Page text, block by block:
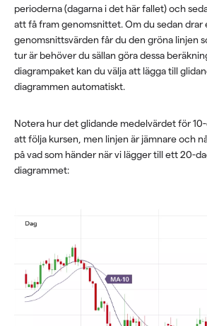
perioderna (dagarna i det här fallet) och
att få fram genomsnittet. Om du sedan drar
genomsnittsvärden får du den gröna linjen
tur är behöver du sällan göra dessa
diagrampaket kan du välja att lägga till
diagrammen automatiskt.
Notera hur det glidande medelvärdet för
att följa kursen, men linjen är jämnare och
på vad som händer när vi lägger till ett 20-
diagrammet: